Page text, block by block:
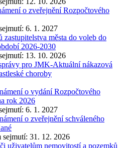
o zveřejnění Rozpočtového
6. 1. 2027
města do voleb do
2026-2030
13. 10. 2026
pro JMK-Aktuální nákazová
choroby
o vydání Rozpočtového
rok 2026
6. 1. 2027
o zveřejnění schváleného
sejmutí: 31. 12. 2026
uživatelům nemovitostí a pozemků